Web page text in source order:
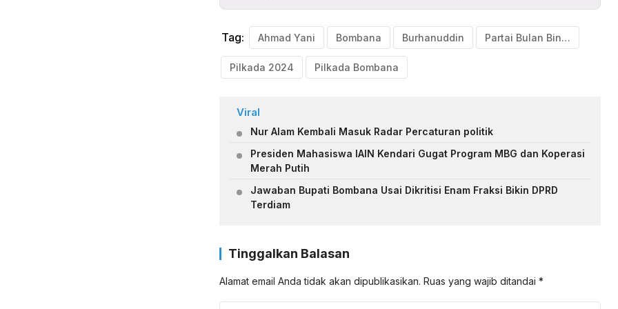
Tag: Ahmad Yani Bombana Burhanuddin Partai Bulan Bintang
Pilkada 2024 Pilkada Bombana
Viral
Nur Alam Kembali Masuk Radar Percaturan politik
Presiden Mahasiswa IAIN Kendari Gugat Program MBG dan Koperasi
Merah Putih
Jawaban Bupati Bombana Usai Dikritisi Enam Fraksi Bikin DPRD
Terdiam
Tinggalkan Balasan
Alamat email Anda tidak akan dipublikasikan. Ruas yang wajib ditandai *